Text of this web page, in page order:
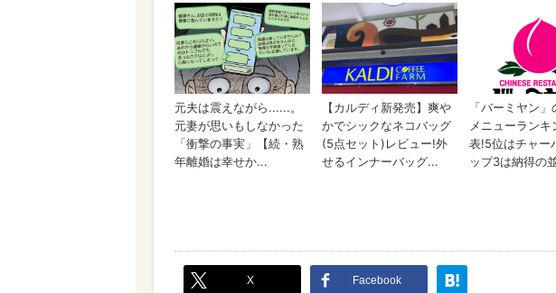
X Facebook